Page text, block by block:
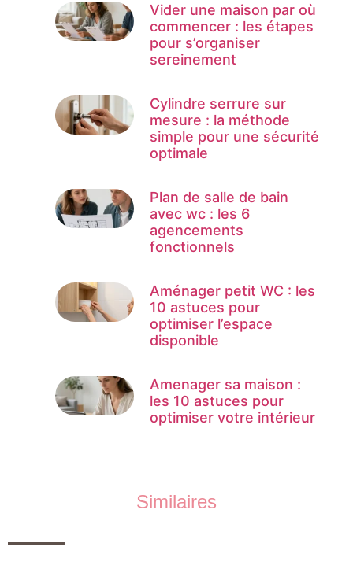
Vider une maison par où
commencer : les étapes
pour s’organiser
sereinement
Cylindre serrure sur
mesure : la méthode
simple pour une sécurité
optimale
Plan de salle de bain
avec wc : les 6
agencements
fonctionnels
Aménager petit WC : les
10 astuces pour
optimiser l’espace
disponible
Amenager sa maison :
les 10 astuces pour
optimiser votre intérieur
Similaires